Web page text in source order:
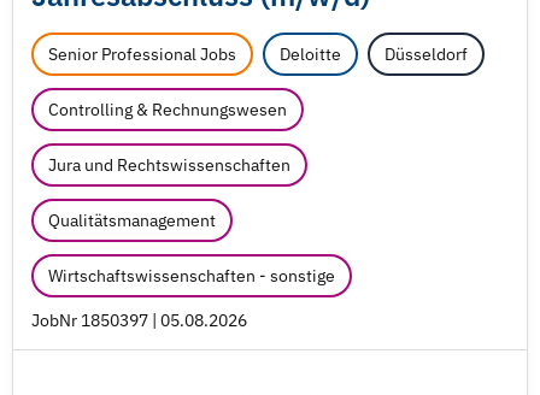
Senior Professional Jobs Deloitte Düsseldorf
Controlling & Rechnungswesen
Jura und Rechtswissenschaften
Qualitätsmanagement
Wirtschaftswissenschaften - sonstige
JobNr 1850397 | 05.08.2026